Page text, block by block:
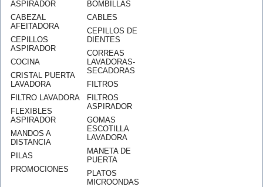
ASPIRADOR
CABEZAL
AFEITADORA
CEPILLOS
ASPIRADOR
COCINA
CRISTAL PUERTA
LAVADORA
FILTRO LAVADORA
FLEXIBLES
ASPIRADOR
MANDOS A
DISTANCIA
PILAS
PROMOCIONES
BOMBILLAS
CABLES
CEPILLOS DE
DIENTES
CORREAS
LAVADORAS-
SECADORAS
FILTROS
FILTROS
ASPIRADOR
GOMAS
ESCOTILLA
LAVADORA
MANETA DE
PUERTA
PLATOS
MICROONDAS